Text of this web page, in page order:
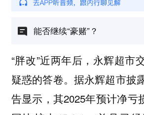
能否继续“豪赌”？
“胖改”近两年后，永辉超市
疑惑的答卷。据永辉超市披
告显示，其2025年预计净亏